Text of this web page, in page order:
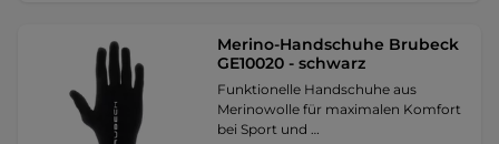
Merino-Handschuhe Brubeck
GE10020 - schwarz
Funktionelle Handschuhe aus
Merinowolle für maximalen Komfort
bei Sport und …